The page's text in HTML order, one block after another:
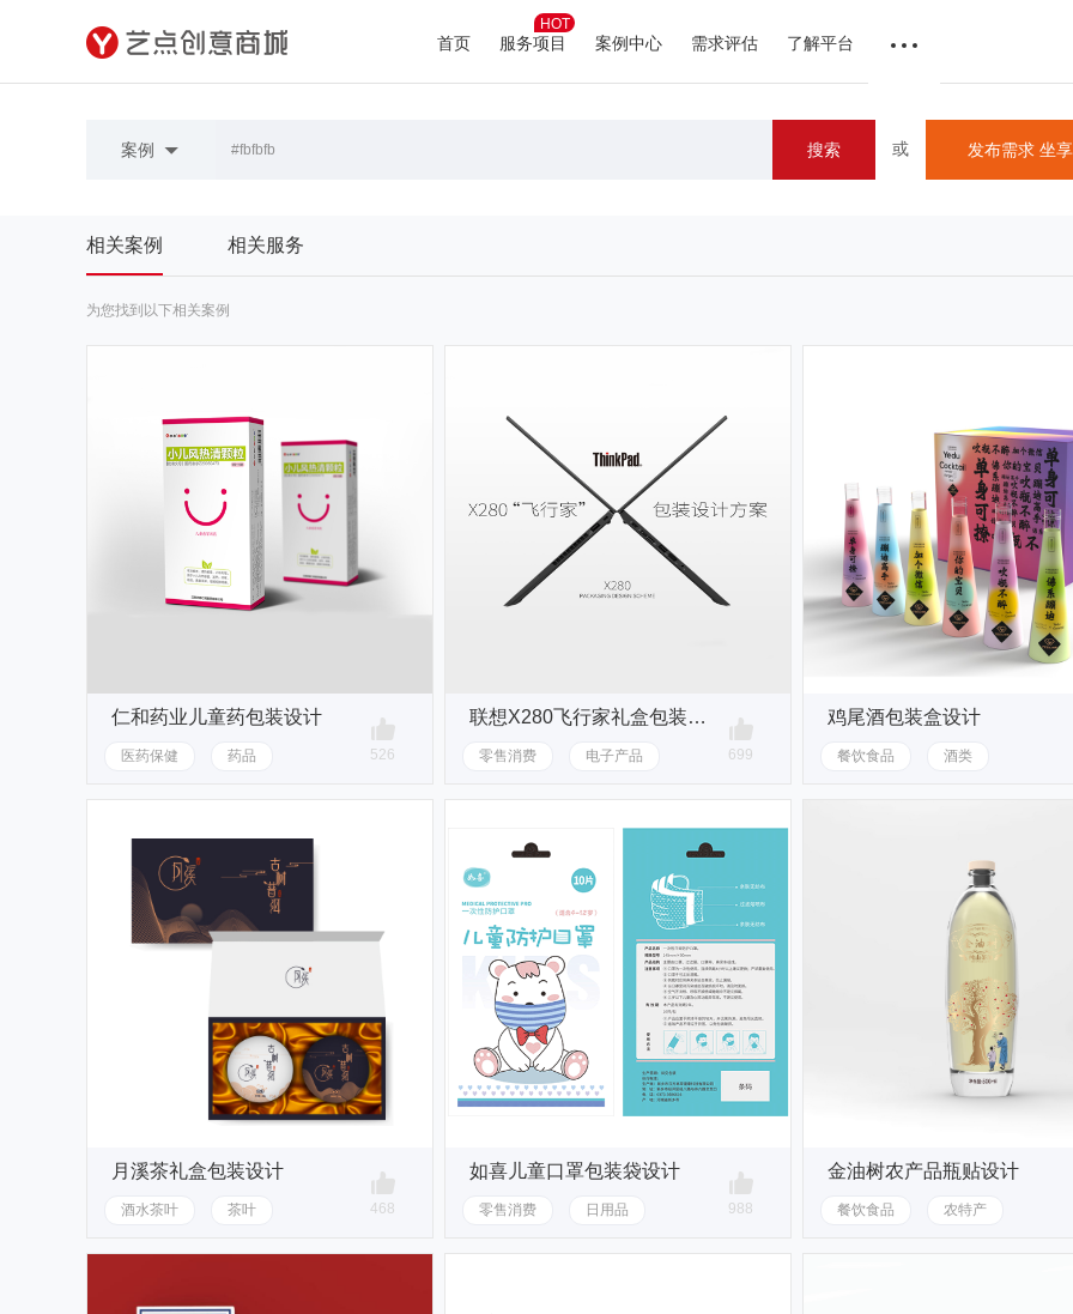
首页 服务项目
HOT
案例中心 需求评估 了解平台
案例 搜索 或 发布需求 坐
相关案例 相关服务
为您找到以下相关案例
仁和药业儿童药包装设计
医药保健 药品 526
联想X280飞行家礼盒包装设计
零售消费 电子产品 699
鸡尾酒包装盒设计
餐饮食品 酒类
月溪茶礼盒包装设计
酒水茶叶 茶叶 468
如喜儿童口罩包装袋设计
零售消费 日用品 988
金油树农产品瓶贴设计
餐饮食品 农特产